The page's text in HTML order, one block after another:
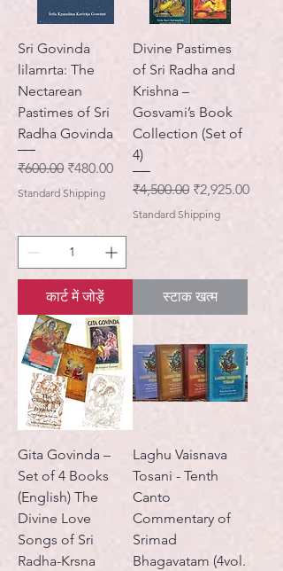
Sri Govinda
lilamrta: The
Nectarean
Pastimes of Sri
Radha Govinda
नियमित मूल्य
₹600.00 बिक्री मूल्य
₹480.00
Standard Shipping
कार्ट में जोड़ें
Divine Pastimes
of Sri Radha and
Krishna –
Gosvami’s Book
Collection (Set of
4)
नियमित मूल्य
₹4,500.00 बिक्री मूल्य
₹2,925.00
Standard Shipping
स्टाक खत्म
Gita Govinda –
Set of 4 Books
(English) The
Divine Love
Songs of Sri
Radha-Krsna
Laghu Vaisnava
Tosani - Tenth
Canto
Commentary of
Srimad
Bhagavatam (4vol.